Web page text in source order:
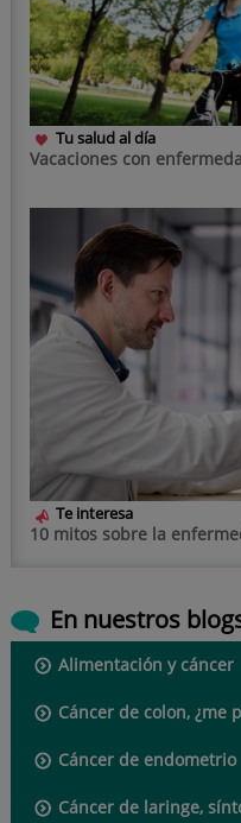
Tu salud al día
Vacaciones con
Te interesa
10 mitos sobre la
En nuestros
Alimentación y cáncer
Cáncer de colon, ¿me
Cáncer de endometrio
Cáncer de laringe,